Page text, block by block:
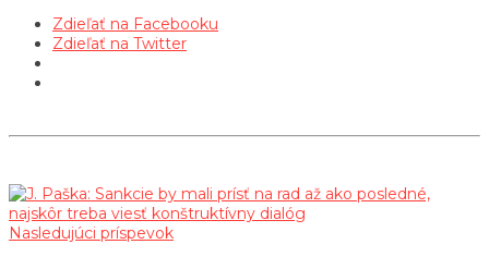
Zdieľať na Facebooku
Zdieľať na Twitter
Nasledujúci príspevok